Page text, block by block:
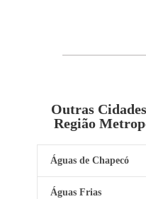
Outras
Região
Águas de Chapecó
Águas Frias